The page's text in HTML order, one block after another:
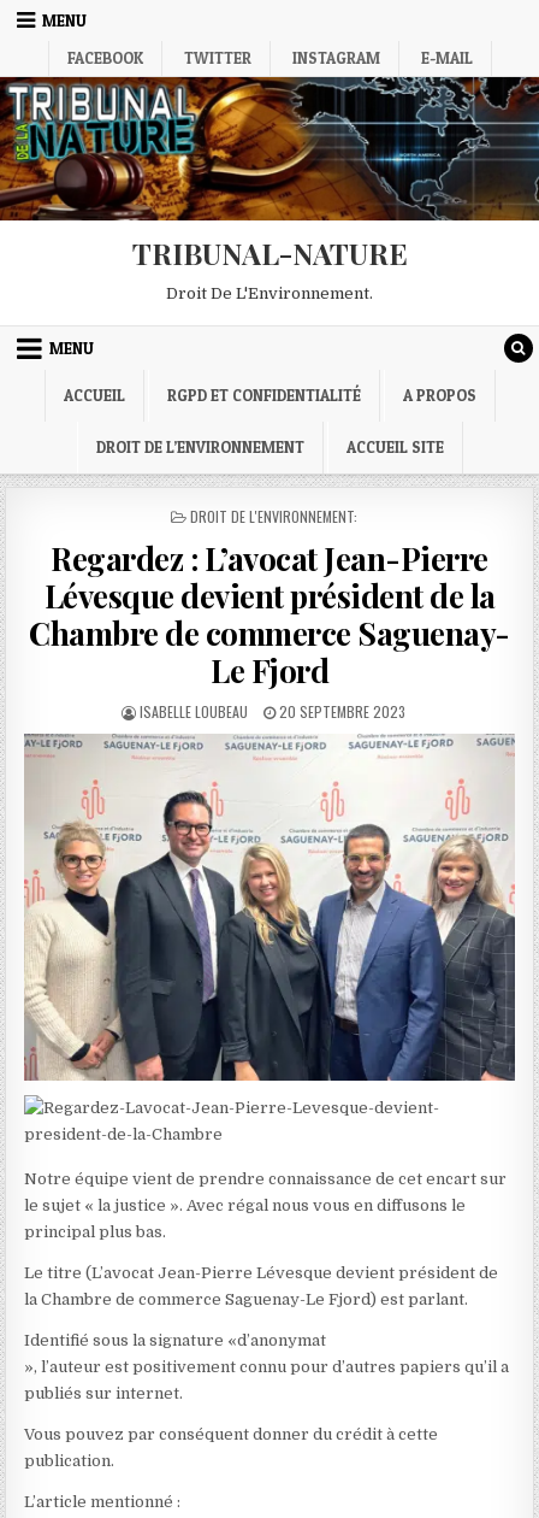
Skip
MENU
FACEBOOK
TWITTER INSTAGRAM E-MAIL
TRIBUNAL-NATURE
Droit De L'Environnement.
MENU
ACCUEIL RGPD ET CONFIDENTIALITÉ A PROPOS
DROIT DE L’ENVIRONNEMENT ACCUEIL SITE
POSTED
DROIT DE L'ENVIRONNEMENT:
Regardez : L’avocat Jean-Pierre
Lévesque devient président de la
Chambre de commerce Saguenay-
Le Fjord
AUTHOR:
ISABELLE LOUBEAU
PUBLISHED
DATE:
20 SEPTEMBRE 2023
Notre équipe vient de prendre connaissance de cet encart sur
le sujet « la justice ». Avec régal nous vous en diffusons le
principal plus bas.
Le titre (L’avocat Jean-Pierre Lévesque devient président de
la Chambre de commerce Saguenay-Le Fjord) est parlant.
Identifié sous la signature «d’anonymat
», l’auteur est positivement connu pour d’autres papiers qu’il a
publiés sur internet.
Vous pouvez par conséquent donner du crédit à cette
publication.
L’article mentionné :